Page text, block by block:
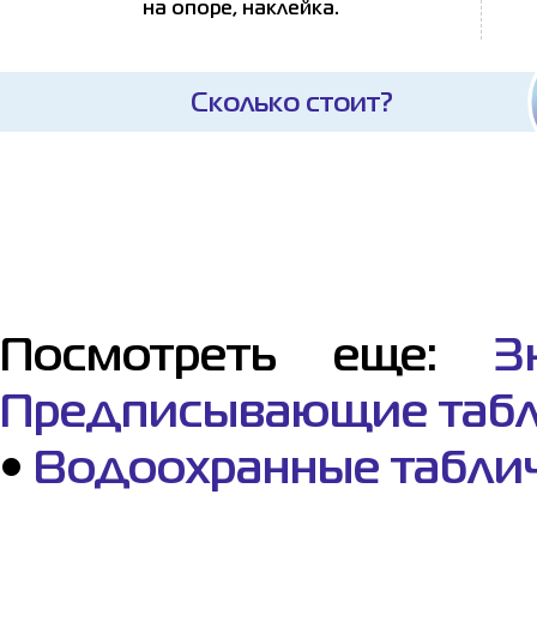
на опоре, наклейка.
Сколько стоит?
Посмотреть еще:
Предписывающие
• Водоохранные